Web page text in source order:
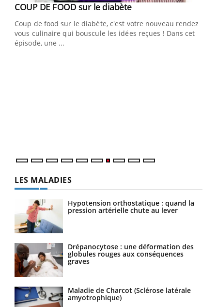
Youtube
COUP DE FOOD sur le diabèteYoutube
Coup de food sur le diabète, c'est votre nouveau rendez-
vous culinaire qui bouscule les idées reçues ! Dans cet
épisode, une ...
LES MALADIES
Hypotension orthostatique : quand la
pression artérielle chute au lever
Drépanocytose : une déformation des
globules rouges aux conséquences
graves
Maladie de Charcot (Sclérose latérale
amyotrophique)